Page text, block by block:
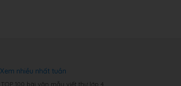
Xem nhiều nhất tuần
TOP 100 bài văn mẫu viết thư lớp 4